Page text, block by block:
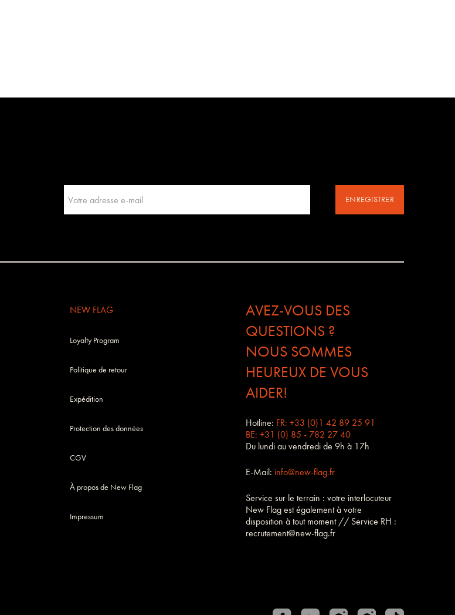
ENREGISTRER
NEW FLAG
Loyalty Program
Politique de retour
Expédition
Protection des données
CGV
À propos de New Flag
Impressum
AVEZ-VOUS DES
QUESTIONS ?
NOUS SOMMES
HEUREUX DE VOUS
AIDER!
Hotline: FR: +33 (0)1 42 89 25 91
BE: +31 (0) 85 - 782 27 40
Du lundi au vendredi de 9h à 17h
E-Mail: info@new-flag.fr
Service sur le terrain : votre interlocuteur
New Flag est également à votre
disposition à tout moment // Service RH :
recrutement@new-flag.fr